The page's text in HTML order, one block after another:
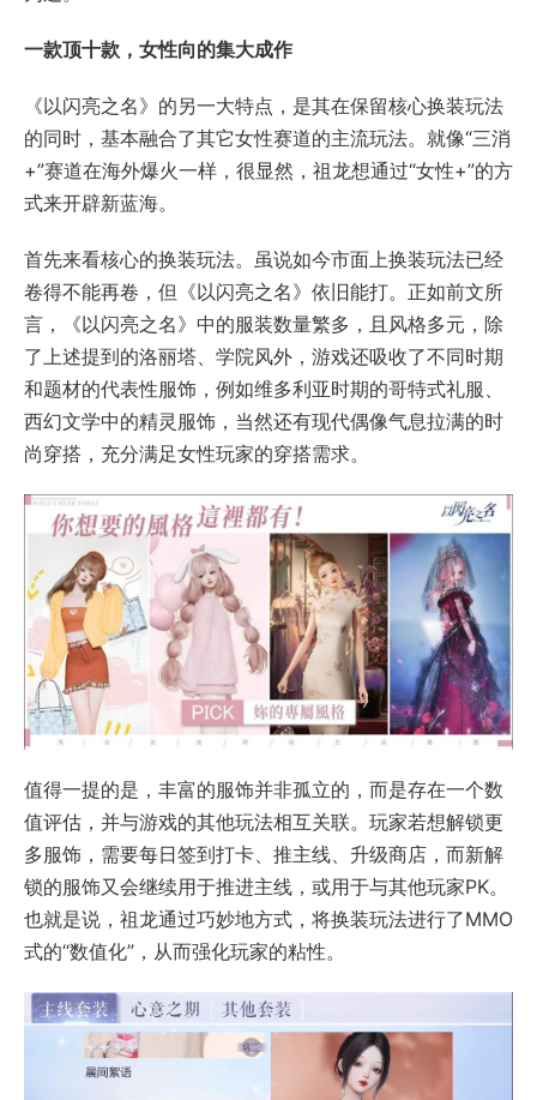
一款顶十款，女性向的集大成作
《以闪亮之名》的另一大特点，是其在保留核心换装玩法
的同时，基本融合了其它女性赛道的主流玩法。就像“三消
+”赛道在海外爆火一样，很显然，祖龙想通过“女性+”的方
式来开辟新蓝海。
首先来看核心的换装玩法。虽说如今市面上换装玩法已经
卷得不能再卷，但《以闪亮之名》依旧能打。正如前文所
言，《以闪亮之名》中的服装数量繁多，且风格多元，除
了上述提到的洛丽塔、学院风外，游戏还吸收了不同时期
和题材的代表性服饰，例如维多利亚时期的哥特式礼服、
西幻文学中的精灵服饰，当然还有现代偶像气息拉满的时
尚穿搭，充分满足女性玩家的穿搭需求。
值得一提的是，丰富的服饰并非孤立的，而是存在一个数
值评估，并与游戏的其他玩法相互关联。玩家若想解锁更
多服饰，需要每日签到打卡、推主线、升级商店，而新解
锁的服饰又会继续用于推进主线，或用于与其他玩家PK。
也就是说，祖龙通过巧妙地方式，将换装玩法进行了MMO
式的“数值化”，从而强化玩家的粘性。